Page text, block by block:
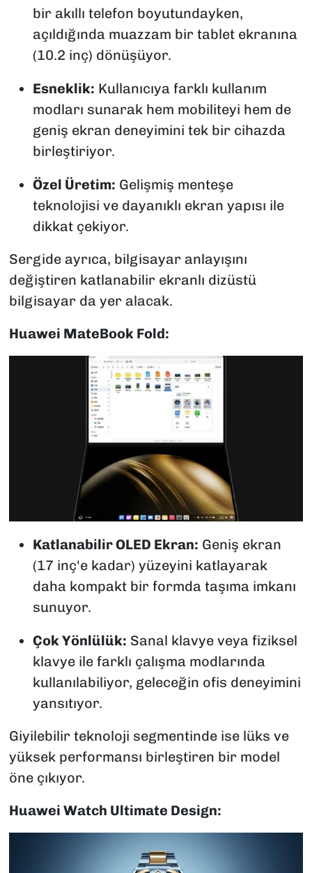
bir akıllı telefon boyutundayken,
açıldığında muazzam bir tablet ekranına
(10.2 inç) dönüşüyor.
Esneklik: Kullanıcıya farklı kullanım
modları sunarak hem mobiliteyi hem de
geniş ekran deneyimini tek bir cihazda
birleştiriyor.
Özel Üretim: Gelişmiş menteşe
teknolojisi ve dayanıklı ekran yapısı ile
dikkat çekiyor.
Sergide ayrıca, bilgisayar anlayışını
değiştiren katlanabilir ekranlı dizüstü
bilgisayar da yer alacak.
Huawei MateBook Fold:
Katlanabilir OLED Ekran: Geniş ekran
(17 inç'e kadar) yüzeyini katlayarak
daha kompakt bir formda taşıma imkanı
sunuyor.
Çok Yönlülük: Sanal klavye veya fiziksel
klavye ile farklı çalışma modlarında
kullanılabiliyor, geleceğin ofis deneyimini
yansıtıyor.
Giyilebilir teknoloji segmentinde ise lüks ve
yüksek performansı birleştiren bir model
öne çıkıyor.
Huawei Watch Ultimate Design: